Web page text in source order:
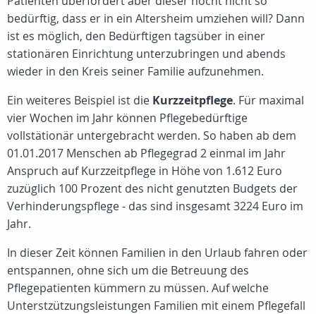
bedürftig, dass er in ein Altersheim umziehen will? Dann
ist es möglich, den Bedürftigen tagsüber in einer
stationären Einrichtung unterzubringen und abends
wieder in den Kreis seiner Familie aufzunehmen.
Ein weiteres Beispiel ist die Kurzzeitpflege. Für maximal
vier Wochen im Jahr können Pflegebedürftige
vollstätionär untergebracht werden. So haben ab dem
01.01.2017 Menschen ab Pflegegrad 2 einmal im Jahr
Anspruch auf Kurzzeitpflege in Höhe von 1.612 Euro
zuzüglich 100 Prozent des nicht genutzten Budgets der
Verhinderungspflege - das sind insgesamt 3224 Euro im
Jahr.
In dieser Zeit können Familien in den Urlaub fahren oder
entspannen, ohne sich um die Betreuung des
Pflegepatienten kümmern zu müssen. Auf welche
Unterstzützungsleistungen Familien mit einem Pflegefall